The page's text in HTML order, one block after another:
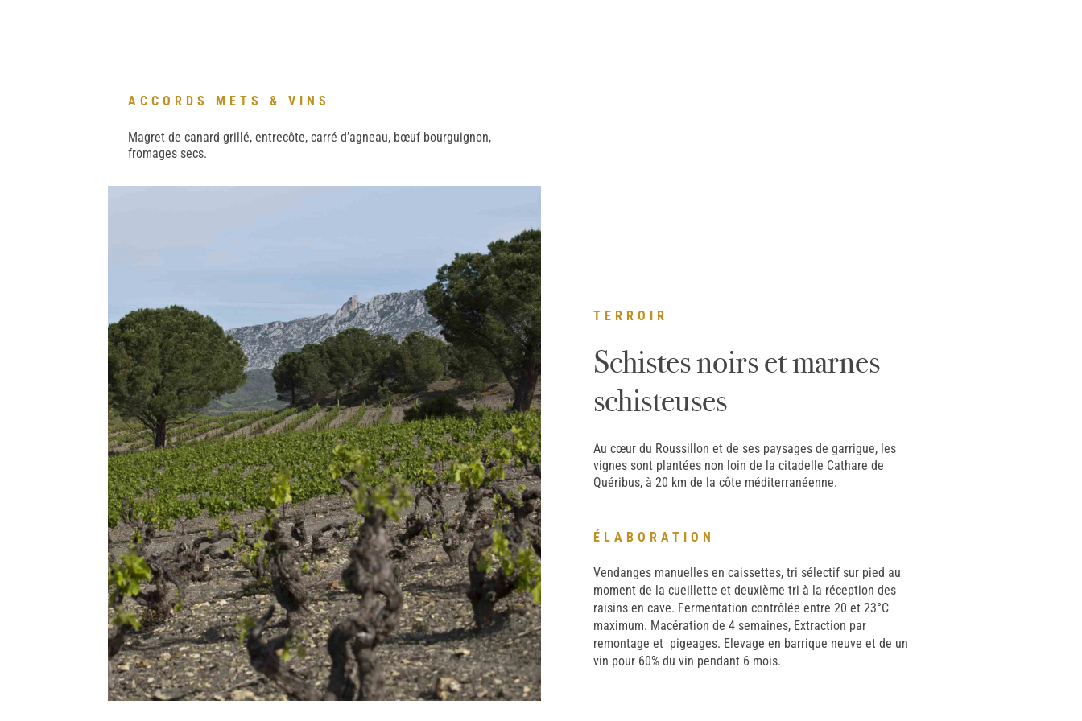
ACCORDS METS & VINS
Magret de canard grillé, entrecôte, carré d’agneau, bœuf bourguignon,
fromages secs.
TERROIR
Schistes noirs et marnes
schisteuses
Au cœur du Roussillon et de ses paysages de garrigue, les
vignes sont plantées non loin de la citadelle Cathare de
Quéribus, à 20 km de la côte méditerranéenne.
ÉLABORATION
Vendanges manuelles en caissettes, tri sélectif sur pied au
moment de la cueillette et deuxième tri à la réception des
raisins en cave. Fermentation contrôlée entre 20 et 23°C
maximum. Macération de 4 semaines, Extraction par
remontage et pigeages. Elevage en barrique neuve et de un
vin pour 60% du vin pendant 6 mois.